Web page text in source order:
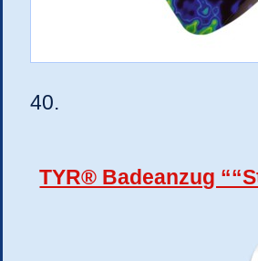
40.
TYR® Badeanzug